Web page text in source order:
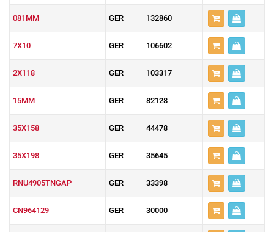
081MM GER 132860
7X10 GER 106602
2X118 GER 103317
15MM GER 82128
35X158 GER 44478
35X198 GER 35645
RNU4905TNGAP GER 33398
CN964129 GER 30000